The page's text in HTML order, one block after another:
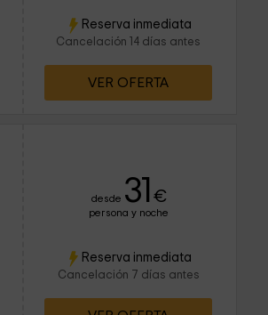
Reserva inmediata
Cancelación 14 días antes
VER OFERTA
desde 31 €
persona y noche
Reserva inmediata
Cancelación 7 días antes